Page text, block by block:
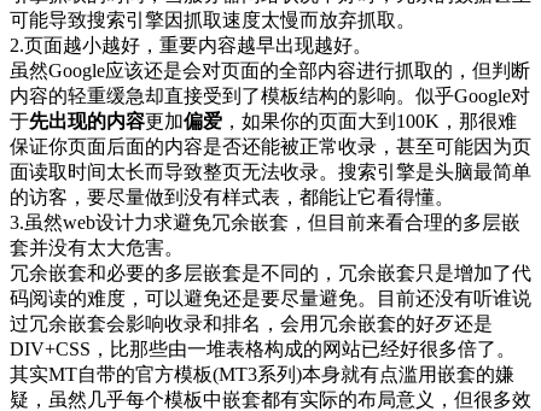
可能导致搜索引擎因抓取速度太慢而放弃抓取。
2.页面越小越好，重要内容越早出现越好。
虽然Google应该还是会对页面的全部内容进行抓取的，但判断
内容的轻重缓急却直接受到了模板结构的影响。似乎Google对
于先出现的内容更加偏爱 ，如果你的页面大到100K，那很难
保证你页面后面的内容是否还能被正常收录，甚至可能因为页
面读取时间太长而导致整页无法收录。搜索引擎是头脑最简单
的访客，要尽量做到没有样式表，都能让它看得懂。
3.虽然web设计力求避免冗余嵌套，但目前来看合理的多层嵌
套并没有太大危害。
冗余嵌套和必要的多层嵌套是不同的，冗余嵌套只是增加了代
码阅读的难度，可以避免还是要尽量避免。目前还没有听谁说
过冗余嵌套会影响收录和排名，会用冗余嵌套的好歹还是
DIV+CSS，比那些由一堆表格构成的网站已经好很多倍了。
其实MT自带的官方模板(MT3系列)本身就有点滥用嵌套的嫌
疑，虽然几乎每个模板中嵌套都有实际的布局意义，但很多效